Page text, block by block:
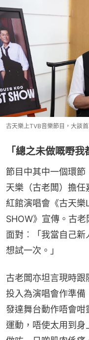
古天樂上TVB音樂節目，大談
「總之未做嘅嘢我
節目中其中一個環
天樂（古老闆）擔
紅館演唱會《古天樂
SHOW》宣傳。古
面對︰「我當自己
想試一次。」
古老闆亦坦言現時
投入為演唱會作準
發達舞台動作唔會咁
運動，唔使太用到身